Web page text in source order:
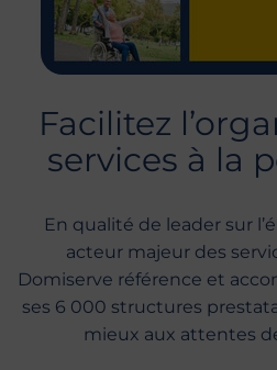
Facilitez
services à la
En qualité de leader sur
acteur majeur des
Domiserve référence et
ses 6 000 structures
mieux aux attentes